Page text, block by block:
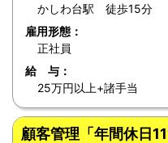
かしわ台駅 徒歩15分
雇用形態：
正社員
給 与：
25万円以上+諸手当
顧客管理「年間休日